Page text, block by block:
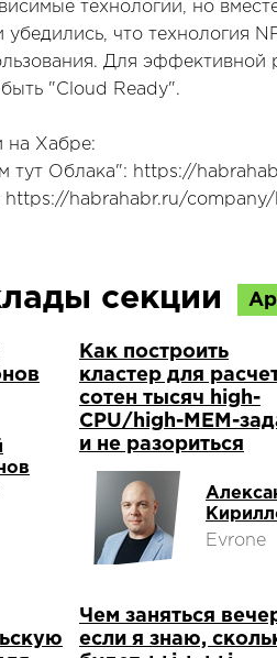
технологии, но
убедились, что технология
Для эффективной
"Cloud Ready".
на Хабре:
тут Облака": https://
https://habrahabr.ru/
секции
Как построить
кластер для
сотен тысяч high-
CPU/high-MEM-
и не разориться
Evrone
Чем заняться
если я знаю,